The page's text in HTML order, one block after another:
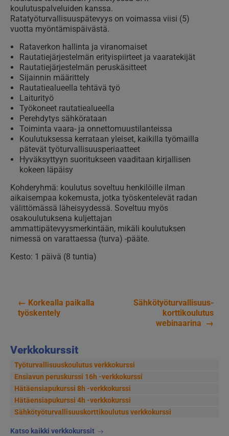
Verkkokurssit
Työturvallisuuskoulutus verkkokurssi
Ensiavun peruskurssi 16h -verkkokurssi
Hätäensiapukurssi 8h -verkkokurssi
Hätäensiapukurssi 4h -verkkokurssi
Sähkötyöturvallisuus­korttikoulutus verkkokurssi
Katso kaikki verkkokurssit
koulutuspalveluiden kanssa.
Ratatyöturvallisuuspätevyys on voimassa viisi (5)
vuotta myöntämispäivästä.
Rataverkon hallinta ja viranomaiset
Rautatiejärjestelmän erityispiirteet ja vaaratekijät
Rautatiejärjestelmän peruskäsitteet
Sijainnin määrittely
Rautatiealueella tehtävä työ
Laiturityö
Työkoneet rautatiealueella
Perehdytys sähkörataan
Toiminta vaara- ja onnettomuustilanteissa
Koulutuksessa kerrataan yleiset, kaikilla työmailla
pätevät työturvallisuusperiaatteet
Hyväksyttyyn suoritukseen vaaditaan kirjallisen
kokeen läpäisy
Kohderyhmä: koulutus soveltuu henkilöille ilman
aikaisempaa kokemusta, jotka työskentelevät radan
välittömässä läheisyydessä. Soveltuu myös
osakoulutuksena kuljettajan
ammattipätevyysmerkintään, mikäli koulutuksen
nimessä on varattaessa (turva) -pääte.
Kesto: 1 päivä (8 tuntia)
Artikkelien
← Korkealla paikalla
työskentely
Sähkötyöturvallisuus­
korttikoulutus
webinaarina →